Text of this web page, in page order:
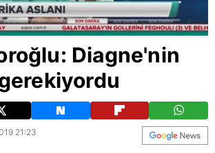
Diagne'nin
gerekiyordu
21:23